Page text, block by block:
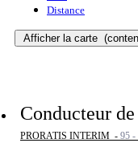
Distance
Afficher la carte
Conducteur
PRORATIS INTERIM - 95